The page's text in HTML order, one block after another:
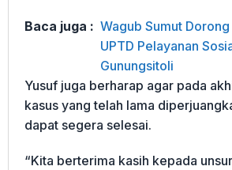
Baca juga : Wagub Sumut
UPTD Pelayanan
Gunungsitoli
Yusuf juga berharap agar pada
kasus yang telah lama
dapat segera selesai.
“Kita berterima kasih kepada